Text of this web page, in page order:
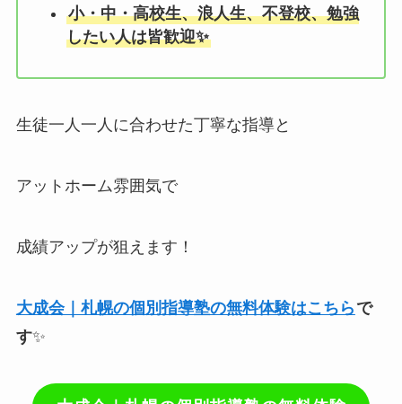
小・中・高校生、浪人生、不登校、勉強
したい人は皆歓迎✨
生徒一人一人に合わせた丁寧な指導と
アットホーム雰囲気で
成績アップが狙えます！
大成会｜札幌の個別指導塾の無料体験はこちら で
す✨